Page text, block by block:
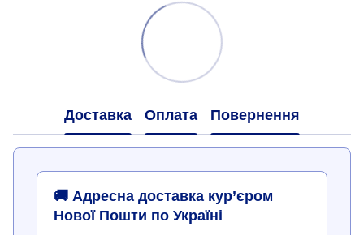
Доставка Оплата Повернення
🚚 Адресна доставка кур’єром
Нової Пошти по Україні